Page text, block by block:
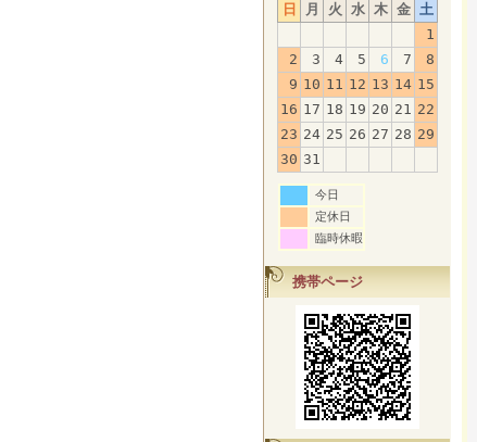
日
月 火 水 木 金 土
1
2
3 4 5 6 7
8
9 10 11 12 13 14 15
16 17 18 19 20 21 22
23 24 25 26 27 28 29
30 31
今日
定休日
臨時休暇
携帯ページ